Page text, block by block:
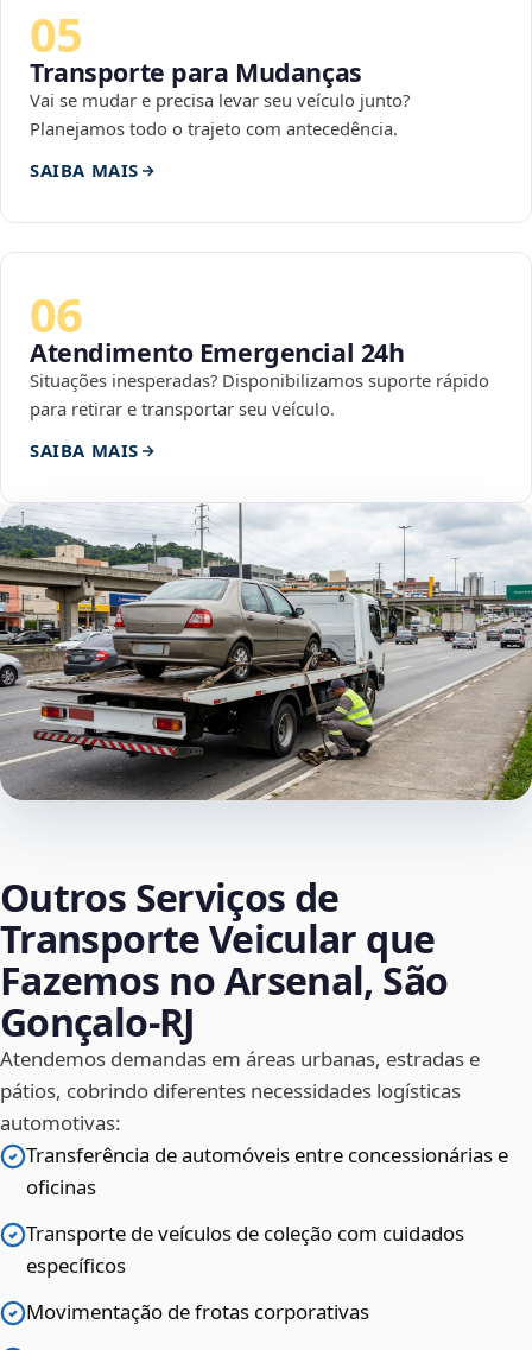
05
Transporte para Mudanças
Vai se mudar e precisa levar seu veículo junto?
Planejamos todo o trajeto com antecedência.
SAIBA MAIS
06
Atendimento Emergencial 24h
Situações inesperadas? Disponibilizamos suporte rápido
para retirar e transportar seu veículo.
SAIBA MAIS
Outros Serviços de
Transporte Veicular que
Fazemos no Arsenal, São
Gonçalo‑RJ
Atendemos demandas em áreas urbanas, estradas e
pátios, cobrindo diferentes necessidades logísticas
automotivas:
Transferência de automóveis entre concessionárias e
oficinas
Transporte de veículos de coleção com cuidados
específicos
Movimentação de frotas corporativas